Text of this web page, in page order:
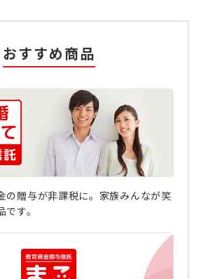
おすすめ商品
の贈与が非課税に。家族みんなが笑
す。